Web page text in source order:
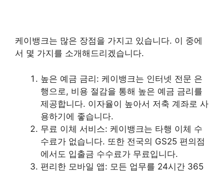
케이뱅크는 많은 장점을 가지고 있습니다. 이 중에
서 몇 가지를 소개해드리겠습니다.
높은 예금 금리: 케이뱅크는 인터넷 전문 은
행으로, 비용 절감을 통해 높은 예금 금리를
제공합니다. 이자율이 높아서 저축 계좌로 사
용하기에 좋습니다.
무료 이체 서비스: 케이뱅크는 타행 이체 수
수료가 없습니다. 또한 전국의 GS25 편의점
에서도 입출금 수수료가 무료입니다.
편리한 모바일 앱: 모든 업무를 24시간 365